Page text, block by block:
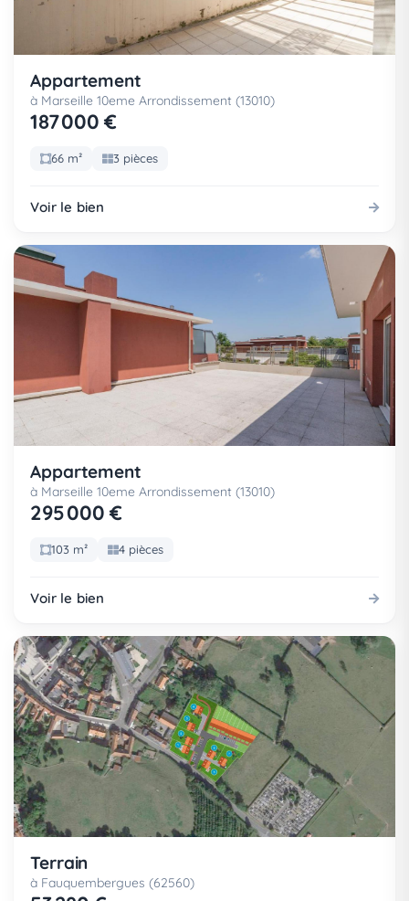
Appartement
à Marseille 10eme Arrondissement (13010)
187 000 €
66 m² 3 pièces
Voir le bien
Appartement
à Marseille 10eme Arrondissement (13010)
295 000 €
103 m² 4 pièces
Voir le bien
Terrain
à Fauquembergues (62560)